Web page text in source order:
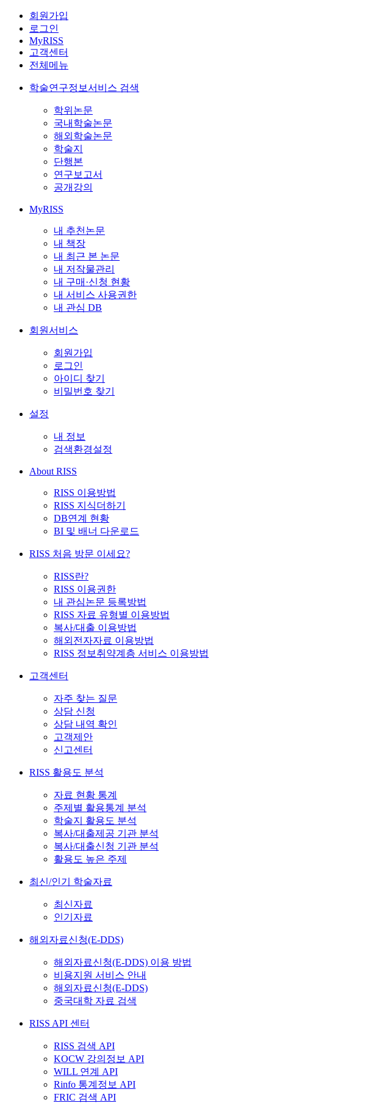
회원가입
로그인
MyRISS
고객센터
전체메뉴
학술연구정보서비스 검색
학위논문
국내학술논문
해외학술논문
학술지
단행본
연구보고서
공개강의
MyRISS
내 추천논문
내 책장
내 최근 본 논문
내 저작물관리
내 구매·신청 현황
내 서비스 사용권한
내 관심 DB
회원서비스
회원가입
로그인
아이디 찾기
비밀번호 찾기
설정
내 정보
검색환경설정
About RISS
RISS 이용방법
RISS 지식더하기
DB연계 현황
BI 및 배너 다운로드
RISS 처음 방문 이세요?
RISS란?
RISS 이용권한
내 관심논문 등록방법
RISS 자료 유형별 이용방법
복사/대출 이용방법
해외전자자료 이용방법
RISS 정보취약계층 서비스 이용방법
고객센터
자주 찾는 질문
상담 신청
상담 내역 확인
고객제안
신고센터
RISS 활용도 분석
자료 현황 통계
주제별 활용통계 분석
학술지 활용도 분석
복사/대출제공 기관 분석
복사/대출신청 기관 분석
활용도 높은 주제
최신/인기 학술자료
최신자료
인기자료
해외자료신청(E-DDS)
해외자료신청(E-DDS) 이용 방법
비용지원 서비스 안내
해외자료신청(E-DDS)
중국대학 자료 검색
RISS API 센터
RISS 검색 API
KOCW 강의정보 API
WILL 연계 API
Rinfo 통계정보 API
FRIC 검색 API